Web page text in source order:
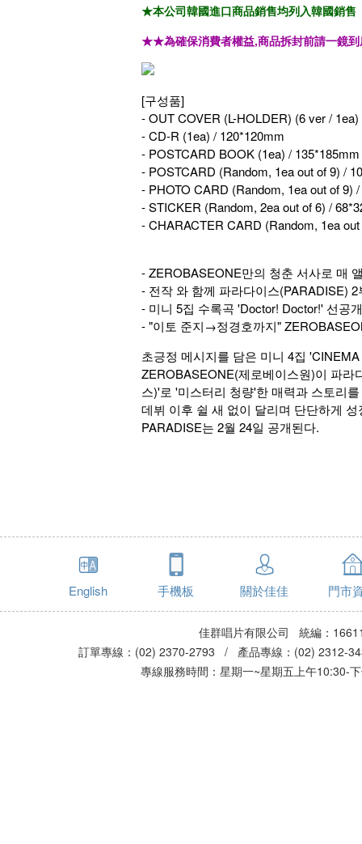
★本公司韓國進口商品銷售均列入韓國銷
★★為確保消費者權益,商品拆封前請一鏡
[구성품]
- OUT COVER (L-HOLDER) (6 ver /
- CD-R (1ea) / 120*120mm
- POSTCARD BOOK (1ea) / 135*185mm
- POSTCARD (Random, 1ea out of 9) /
- PHOTO CARD (Random, 1ea out of 9)
- STICKER (Random, 2ea out of 6) /
- CHARACTER CARD (Random, 1ea
- ZEROBASEONE만의 청춘 서사로 매
- 전작 와 함께 파라다이스(PARADISE)
- 미니 5집 수록곡 'Doctor! Doctor!' 선공
- "이토 준지→정경호까지"
초긍정 메시지를 담은 미니 4집
ZEROBASEONE(제로베이스원)이 파라
스)'로 '미스터리 청량'한 매력과 스토리
데뷔 이후 쉴 새 없이 달리며 단단하게
PARADISE는 2월 24일 공개된다.
English 手機板 關於佳佳 門市
佳群唱片有限公司 統編：
訂單專線：(02) 2370-2793 / 產品專線：(02)
專線服務時間：星期一~星期五上午10:30-